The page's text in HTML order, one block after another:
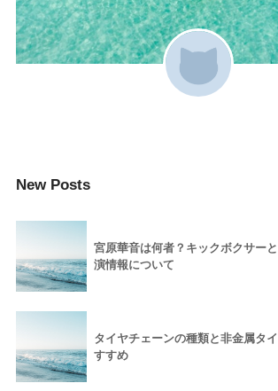
New Posts
宮原華音は何者？キックボクサー
演情報について
タイヤチェーンの種類と非金属タ
すすめ